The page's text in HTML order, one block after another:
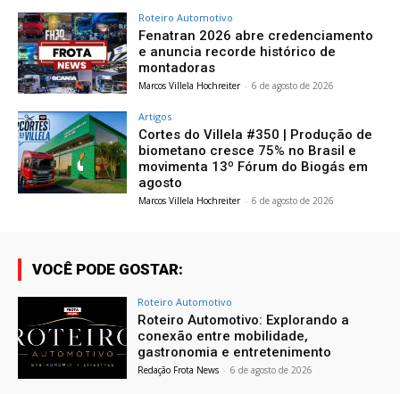
Roteiro Automotivo
Fenatran 2026 abre credenciamento
e anuncia recorde histórico de
montadoras
Marcos Villela Hochreiter - 6 de agosto de 2026
Artigos
Cortes do Villela #350 | Produção de
biometano cresce 75% no Brasil e
movimenta 13º Fórum do Biogás em
agosto
Marcos Villela Hochreiter - 6 de agosto de 2026
VOCÊ PODE GOSTAR:
Roteiro Automotivo
Roteiro Automotivo: Explorando a
conexão entre mobilidade,
gastronomia e entretenimento
Redação Frota News - 6 de agosto de 2026